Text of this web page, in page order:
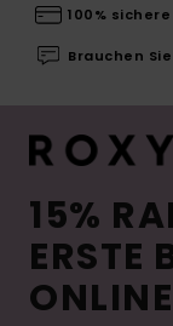
100%
Brauchen
15%
ERSTE